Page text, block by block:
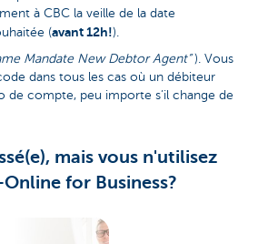
à CBC la veille de la date
(avant 12h!).
Mandate New Debtor Agent” ). Vous
dans tous les cas où un débiteur
de compte, peu importe s’il change de
mais vous n'utilisez
for Business?